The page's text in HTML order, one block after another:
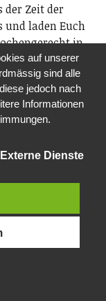
Zeit der
und laden Euch
in
90, Wädenswil
E-Mail:
auf unserer
sind alle
jedoch nach
Informationen
Externe Dienste